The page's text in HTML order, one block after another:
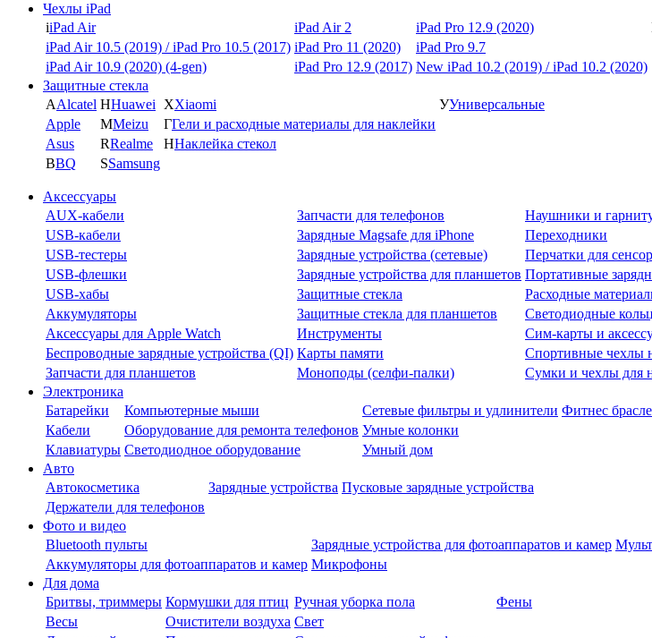
Чехлы iPad
iiPad Air iPad Air 2 iPad Pro 12.9 (2020)
iPad Air 10.5 (2019) / iPad Pro 10.5 (2017) iPad Pro 11 (2020)
iPad Pro 9.7
iPad Air 10.9 (2020) (4-gen)
iPad Pro 12.9 (2017) New iPad 10.2 (2019) / iPad 10.2 (2020)
Защитные стекла
AAlcatel HHuawei XXiaomi УУниверсальные
Apple
MMeizu ГГели и расходные материалы для наклейки
Asus
RRealme ННаклейка стекол
BBQ SSamsung
Аксессуары
AUX-кабели
Запчасти для телефонов Наушники и
USB-кабели
Зарядные Magsafe для iPhone Переходники
USB-тестеры
Зарядные устройства (сетевые) Перчатки для
USB-флешки
Зарядные устройства для планшетов Портативные
USB-хабы
Защитные стекла Расходные
Аккумуляторы
Защитные стекла для планшетов
Светодиодные
Аксессуары для Apple Watch
Инструменты
Сим-карты и
Беспроводные зарядные устройства (QI) Карты памяти
Спортивные чехлы
Запчасти для планшетов
Моноподы (селфи-палки)
Сумки и чехлы для
Электроника
Батарейки
Компьютерные мыши Сетевые фильтры и удлинители Фитнес
Кабели
Оборудование для ремонта телефонов Умные колонки
Клавиатуры Светодиодное оборудование
Умный дом
Авто
Автокосметика
Зарядные устройства Пусковые зарядные устройства
Держатели для телефонов
Фото и видео
Bluetooth пульты
Зарядные устройства для фотоаппаратов и камер
Аккумуляторы для фотоаппаратов и камер Микрофоны
Для дома
Бритвы, триммеры Кормушки для птиц Ручная уборка пола
Фены
Весы
Очистители воздуха Свет